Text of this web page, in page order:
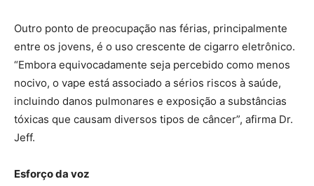
Outro ponto de preocupação nas férias, principalmente
entre os jovens, é o uso crescente de cigarro eletrônico.
“Embora equivocadamente seja percebido como menos
nocivo, o vape está associado a sérios riscos à saúde,
incluindo danos pulmonares e exposição a substâncias
tóxicas que causam diversos tipos de câncer”, afirma Dr.
Jeff.
Esforço da voz